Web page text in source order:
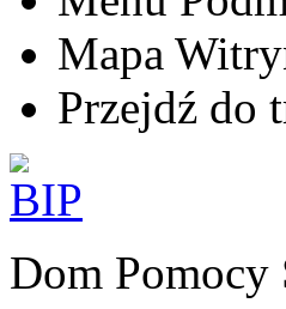
Mapa
Przejdź do
Dom Pomocy